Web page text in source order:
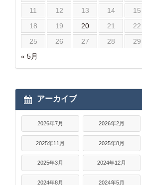
« 5月
11
12 13 14 15
18
19 20 21 22
25
26 27 28 29
アーカイブ
2026年7月 2026年2月
2025年11月 2025年8月
2025年3月 2024年12月
2024年8月 2024年5月